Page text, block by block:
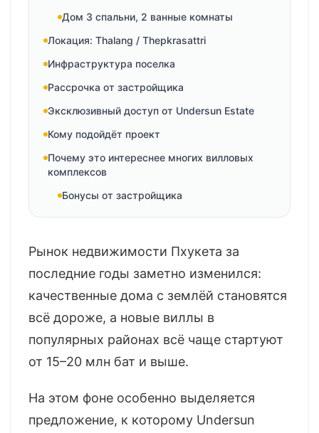
Дом 3 спальни, 2 ванные комнаты
Локация: Thalang / Thepkrasattri
Инфраструктура поселка
Рассрочка от застройщика
Эксклюзивный доступ от Undersun Estate
Кому подойдёт проект
Почему это интереснее многих вилловых
комплексов
Бонусы от застройщика
Рынок недвижимости Пхукета за
последние годы заметно изменился:
качественные дома с землёй становятся
всё дороже, а новые виллы в
популярных районах всё чаще стартуют
от 15–20 млн бат и выше.
На этом фоне особенно выделяется
предложение, к которому Undersun